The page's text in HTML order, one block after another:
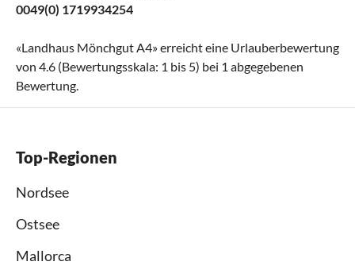
0049(0) 1719934254
«Landhaus Mönchgut A4» erreicht eine Urlauberbewertung
von 4.6 (Bewertungsskala: 1 bis 5) bei 1 abgegebenen
Bewertung.
Top-Regionen
Nordsee
Ostsee
Mallorca